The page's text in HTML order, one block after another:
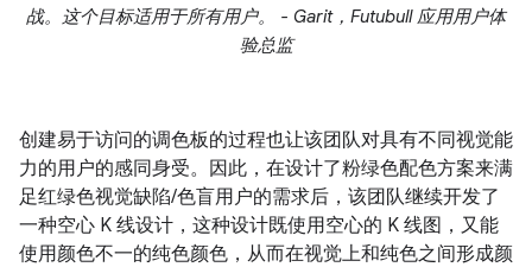
战。这个目标适用于所有用户。 - Garit，Futubull 应用用户体
验总监
创建易于访问的调色板的过程也让该团队对具有不同视觉能
力的用户的感同身受。因此，在设计了粉绿色配色方案来满
足红绿色视觉缺陷/色盲用户的需求后，该团队继续开发了
一种空心 K 线设计，这种设计既使用空心的 K 线图，又能
使用颜色不一的纯色颜色，从而在视觉上和纯色之间形成颜